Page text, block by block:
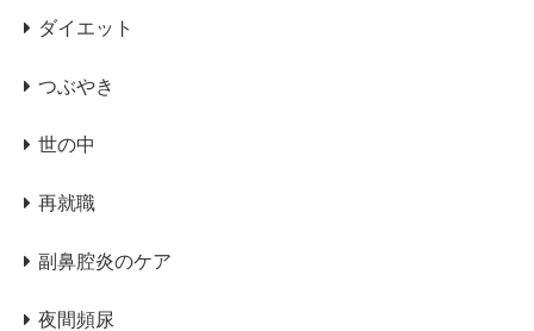
ダイエット
つぶやき
世の中
再就職
副鼻腔炎のケア
夜間頻尿